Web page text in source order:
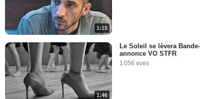
1:15
1:46
Le Soleil se lèvera Bande-
annonce VO STFR
1 056 vues